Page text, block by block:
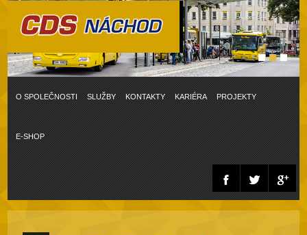
O SPOLEČNOSTI SLUŽBY KONTAKTY KARIÉRA PROJEKTY
E-SHOP